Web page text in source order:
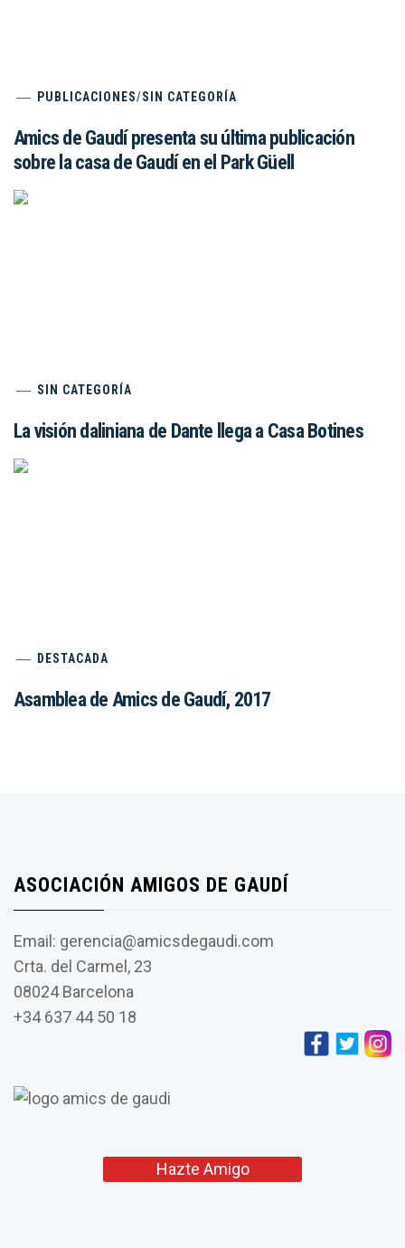
PUBLICACIONES/SIN CATEGORÍA
Amics de Gaudí presenta su última publicación
sobre la casa de Gaudí en el Park Güell
SIN CATEGORÍA
La visión daliniana de Dante llega a Casa Botines
DESTACADA
Asamblea de Amics de Gaudí, 2017
ASOCIACIÓN AMIGOS DE GAUDÍ
Email: gerencia@amicsdegaudi.com
Crta. del Carmel, 23
08024 Barcelona
+34 637 44 50 18
Hazte Amigo